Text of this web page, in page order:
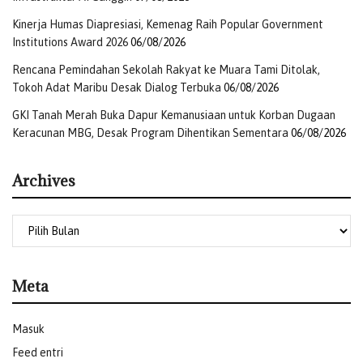
serta berbagai informasi lain yang menjadi dasar dalam
menentukan skema penjaminan sesuai ketentuan yang
berlaku,” jelas Erika.
Menurut Erika, informasi yang tercantum dalam laporan
untuk memastikan apakah kasus tersebut termasuk
atau termasuk dalam kondisi yang tidak dapat dijamin
“Karena itu, kami mengimbau masyarakat yang
melaporkan kejadian kepada pihak kepolisian. Selain
membantu proses hukum, laporan tersebut juga menjadi
bagian penting dalam proses administrasi penjaminan
biaya pelayanan kesehatan sehingga peserta dapat
Kinerja Humas Diapresiasi, Kemenag Raih Popular Government
Institutions Award 202606/08/2026
Rencana Pemindahan Sekolah Rakyat ke Muara Tami Ditolak,
Tokoh Adat Maribu Desak Dialog Terbuka 06/08/2026
GKI Tanah Merah Buka Dapur Kemanusiaan untuk Korban Dugaan
Keracunan MBG, Desak Program Dihentikan Sementara 06/08/2026
Archives
Meta
Masuk
Feed entri